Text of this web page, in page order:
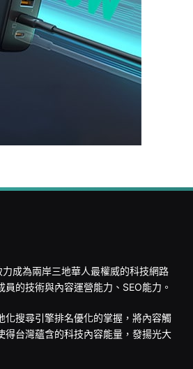
成為兩岸三地華人最權威的科技網路
的技術與內容運營能力、SEO能力。
化搜尋引擎排名優化的掌握，將內容觸
得台灣蘊含的科技內容能量，發揚光大